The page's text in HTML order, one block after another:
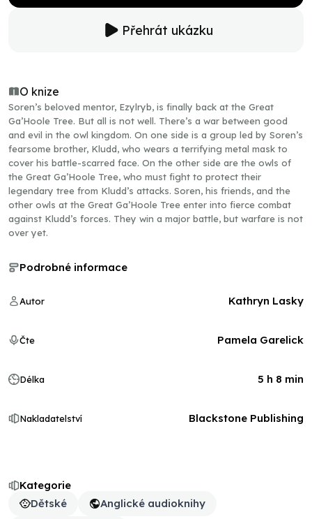
Přehrát ukázku
O knize
Soren’s beloved mentor, Ezylryb, is finally back at the Great
Ga’Hoole Tree. But all is not well. There’s a war between good
and evil in the owl kingdom. On one side is a group led by Soren’s
fearsome brother, Kludd, who wears a terrifying metal mask to
cover his battle-scarred face. On the other side are the owls of
the Great Ga’Hoole Tree, who must fight to protect their
legendary tree from Kludd’s attacks. Soren, his friends, and the
other owls at the Great Ga’Hoole Tree enter into fierce combat
against Kludd’s forces. They win a major battle, but warfare is not
over yet.
Kategorie
Dětské
Anglické audioknihy
Podrobné informace
Autor Kathryn Lasky
Čte Pamela Garelick
Délka 5 h 8 min
Nakladatelství Blackstone Publishing